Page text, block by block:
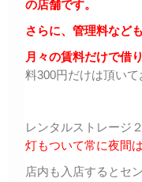
の店舗です。
さらに、管理料など
月々の賃料だけで借
料300円だけは頂いて
レンタルストレージ
灯もついて常に夜間
店内も入店するとセ